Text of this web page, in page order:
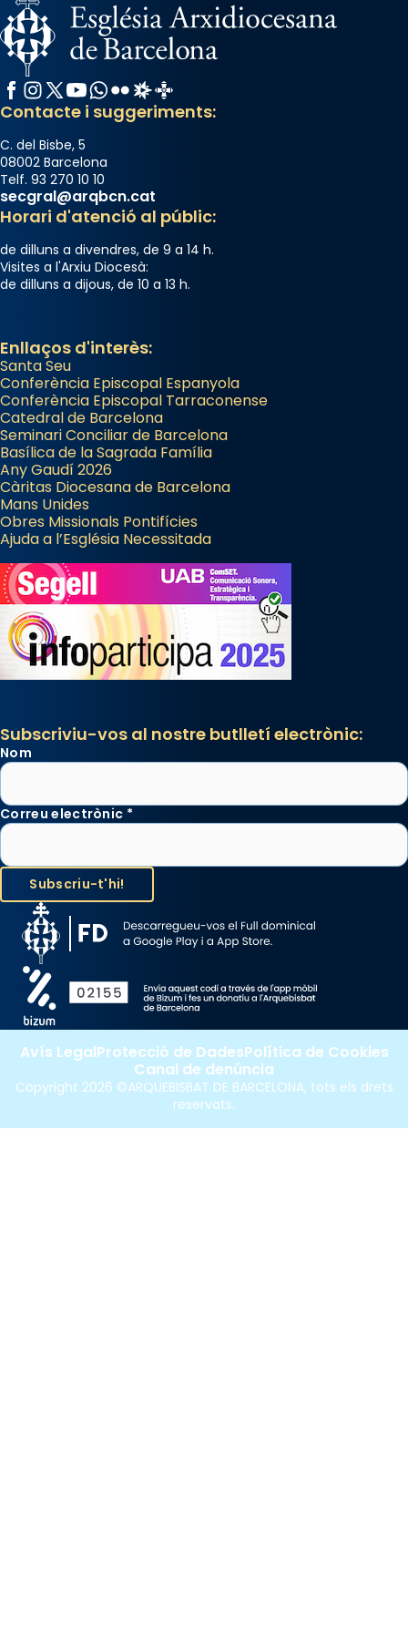
Facebook
Instagram
X / Twitter
YouTube
WhatsApp
FlickrRadio Estel
Catalunya Cristiana
Contacte i suggeriments:
C. del Bisbe, 5
08002 Barcelona
Telf. 93 270 10 10
secgral@arqbcn.cat
Horari d'atenció al públic:
de dilluns a divendres, de 9 a 14 h.
Visites a l'Arxiu Diocesà:
de dilluns a dijous, de 10 a 13 h.
Enllaços d'interès:
Santa Seu
Conferència Episcopal Espanyola
Conferència Episcopal Tarraconense
Catedral de Barcelona
Seminari Conciliar de Barcelona
Basílica de la Sagrada Família
Any Gaudí 2026
Càritas Diocesana de Barcelona
Mans Unides
Obres Missionals Pontifícies
Ajuda a l’Església Necessitada
Subscriviu-vos al nostre butlletí electrònic:
Nom
Correu electrònic *
Copyright 2026 ©ARQUEBISBAT DE BARCELONA, tots els drets
reservats.
Avís LegalProtecció de DadesPolítica de Cookies
Canal de denúncia